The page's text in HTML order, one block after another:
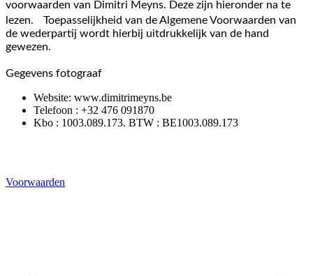
voorwaarden van Dimitri Meyns. Deze zijn hieronder na te
lezen. Toepasselijkheid van de Algemene Voorwaarden van
de wederpartij wordt hierbij uitdrukkelijk van de hand
gewezen.
Gegevens fotograaf
Website: www.dimitrimeyns.be
Telefoon : +32 476 091870
Kbo : 1003.089.173. BTW : BE1003.089.173
Voorwaarden